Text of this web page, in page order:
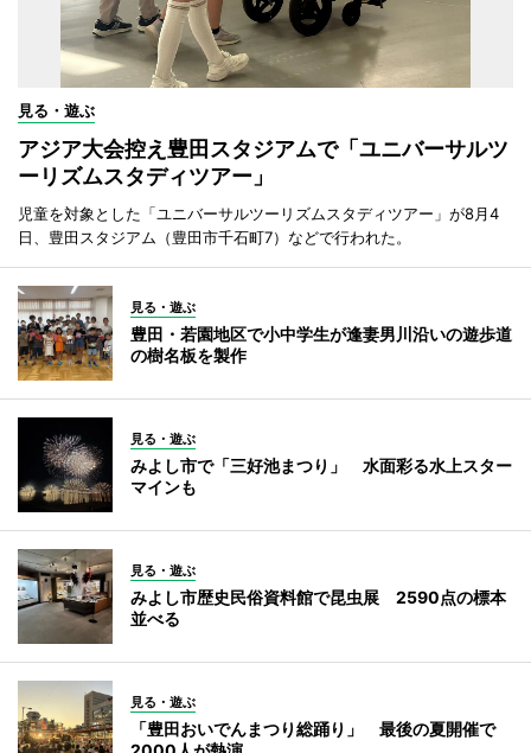
見る・遊ぶ
アジア大会控え豊田スタジアムで「ユニバーサルツ
ーリズムスタディツアー」
児童を対象とした「ユニバーサルツーリズムスタディツアー」が8月4
日、豊田スタジアム（豊田市千石町7）などで行われた。
見る・遊ぶ
豊田・若園地区で小中学生が逢妻男川沿いの遊歩道
の樹名板を製作
見る・遊ぶ
みよし市で「三好池まつり」 水面彩る水上スター
マインも
見る・遊ぶ
みよし市歴史民俗資料館で昆虫展 2590点の標本
並べる
見る・遊ぶ
「豊田おいでんまつり総踊り」 最後の夏開催で